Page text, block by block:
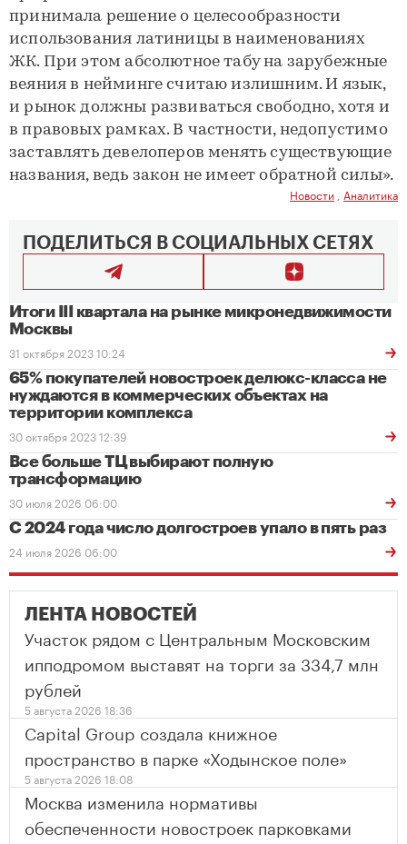
принимала решение о целесообразности
использования латиницы в наименованиях
ЖК. При этом абсолютное табу на зарубежные
веяния в нейминге считаю излишним. И язык,
и рынок должны развиваться свободно, хотя и
в правовых рамках. В частности, недопустимо
заставлять девелоперов менять существующие
названия, ведь закон не имеет обратной силы».
Новости Аналитика
ПОДЕЛИТЬСЯ В СОЦИАЛЬНЫХ СЕТЯХ
Итоги III квартала на рынке микронедвижимости
Москвы
31 октября 2023 10:24
65% покупателей новостроек делюкс-класса не
нуждаются в коммерческих объектах на
территории комплекса
30 октября 2023 12:39
Все больше ТЦ выбирают полную
трансформацию
30 июля 2026 06:00
С 2024 года число долгостроев упало в пять раз
24 июля 2026 06:00
ЛЕНТА НОВОСТЕЙ
Участок рядом с Центральным Московским
ипподромом выставят на торги за 334,7 млн
рублей
5 августа 2026 18:36
Capital Group создала книжное
пространство в парке «Ходынское поле»
5 августа 2026 18:08
Москва изменила нормативы
обеспеченности новостроек парковками